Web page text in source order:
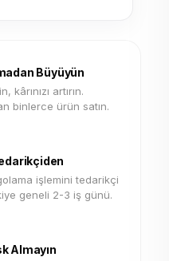
Büyüyün
kârınızı artırın.
binlerce ürün satın.
işlemini tedarikçi
geneli 2-3 iş günü.
Almayın